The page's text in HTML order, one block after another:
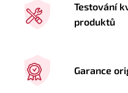
Testování
produktů
Garance